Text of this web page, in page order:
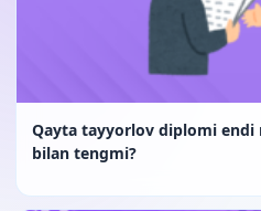
Qayta tayyorlov diplomi
bilan tengmi?